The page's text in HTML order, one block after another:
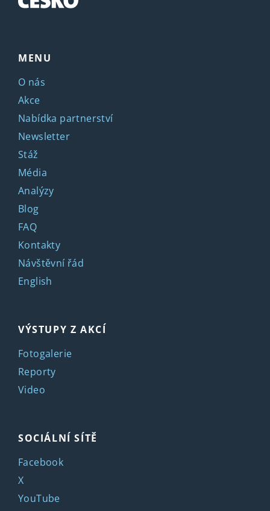
MENU
O nás
Akce
Nabídka partnerství
Newsletter
Stáž
Média
Analýzy
Blog
FAQ
Kontakty
Návštěvní řád
English
VÝSTUPY Z AKCÍ
Fotogalerie
Reporty
Video
SOCIÁLNÍ SÍTĚ
Facebook
X
YouTube